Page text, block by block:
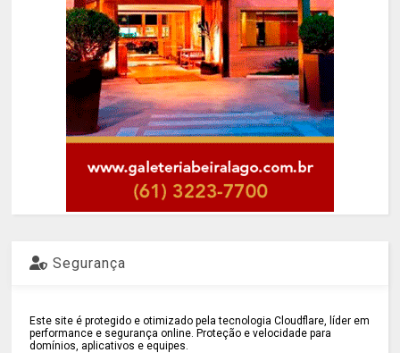
Segurança
Este site é protegido e otimizado pela tecnologia Cloudflare, líder em
performance e segurança online. Proteção e velocidade para
domínios, aplicativos e equipes.